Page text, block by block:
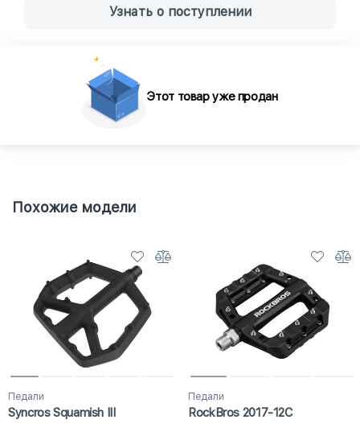
Узнать о поступлении
Этот товар уже продан
Похожие модели
Педали
Syncros Squamish III
Педали
RockBros 2017-12C